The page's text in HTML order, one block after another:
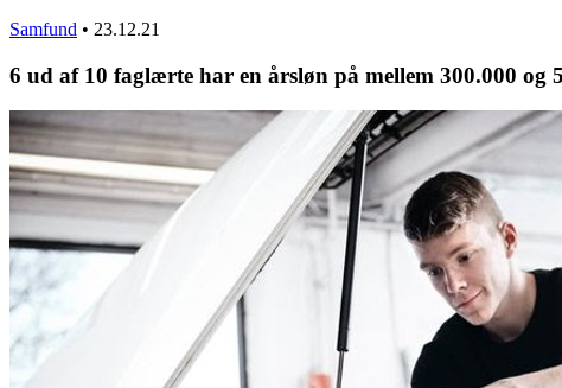
Samfund • 23.12.21
6 ud af 10 faglærte har en årsløn på mellem 300.000 og